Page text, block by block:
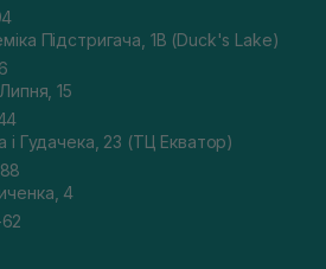
Підстригача, 1В (Duck's Lake)
15
і Гудачека, 23 (ТЦ Екватор)
4